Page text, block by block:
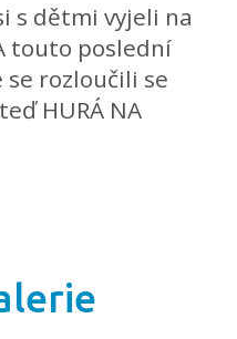
s dětmi vyjeli na
touto poslední
rozloučili se
HURÁ NA